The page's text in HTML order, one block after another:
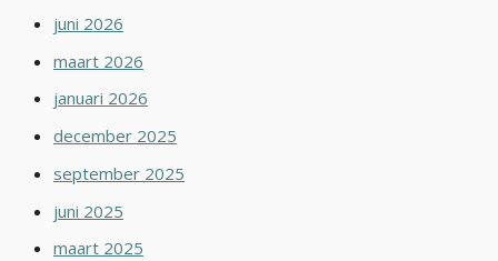
juni 2026
maart 2026
januari 2026
december 2025
september 2025
juni 2025
maart 2025